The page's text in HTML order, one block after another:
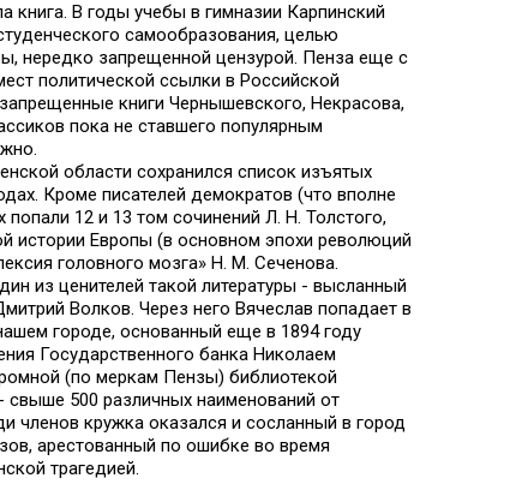
книга. В годы учебы в гимназии Карпинский
самообразования, целью
нередко запрещенной цензурой. Пенза еще с
политической ссылки в Российской
книги Чернышевского, Некрасова,
пока не ставшего популярным
области сохранился список изъятых
Кроме писателей демократов (что вполне
12 и 13 том сочинений Л. Н. Толстого,
истории Европы (в основном эпохи революций
головного мозга» Н. М. Сеченова.
из ценителей такой литературы - высланный
Волков. Через него Вячеслав попадает в
городе, основанный еще в 1894 году
Государственного банка Николаем
(по меркам Пензы) библиотекой
свыше 500 различных наименований от
членов кружка оказался и сосланный в город
арестованный по ошибке во время
трагедией.